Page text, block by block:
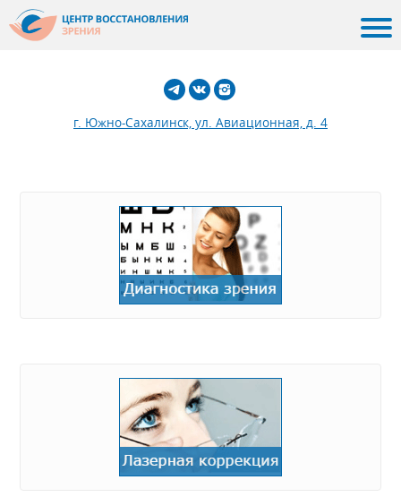
г. Южно-Сахалинск, ул. Авиационная, д. 4